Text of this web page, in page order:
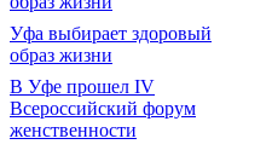
Уфа выбирает здоровый
образ жизни
В Уфе прошел IV
Всероссийский форум
женственности